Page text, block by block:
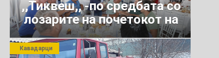
,,Тиквеш,, -по средбата со
лозарите на почетокот на
јули 2026 г.
Кавадарци